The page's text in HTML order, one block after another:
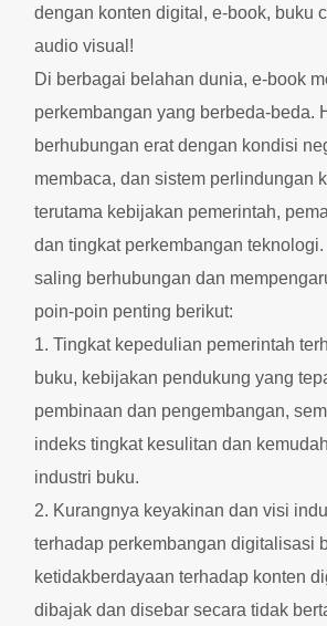
dengan konten digital, e-book, buku
audio visual!
Di berbagai belahan dunia, e-book
perkembangan yang berbeda-beda.
berhubungan erat dengan kondisi
membaca, dan sistem perlindungan
terutama kebijakan pemerintah,
dan tingkat perkembangan
saling berhubungan dan
poin-poin penting berikut:
1. Tingkat kepedulian pemerintah
buku, kebijakan pendukung yang
pembinaan dan pengembangan,
indeks tingkat kesulitan dan
industri buku.
2. Kurangnya keyakinan dan visi
terhadap perkembangan digitalisasi
ketidakberdayaan terhadap konten
dibajak dan disebar secara tidak